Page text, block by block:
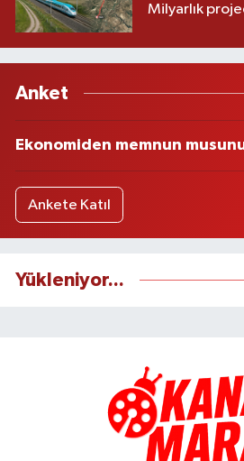
Milyarlık
Anket
Ekonomiden memnun
Ankete Katıl
Yükleniyor...